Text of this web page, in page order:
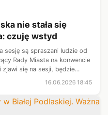
nie stała się
czuję wstyd
sesję są spraszani ludzie od
Rady Miasta na konwencie
zjawi się na sesji, będzie
Wojda, prezydentka Kielc.
16.06.2026 18:45